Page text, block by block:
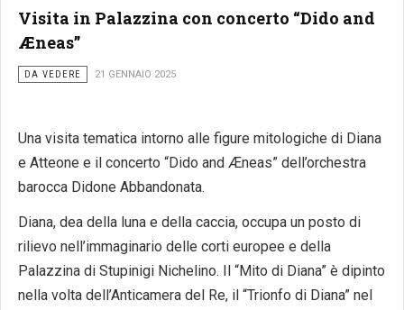
Visita in Palazzina con concerto “Dido and
Æneas”
DA VEDERE 21 GENNAIO 2025
Una visita tematica intorno alle figure mitologiche di Diana
e Atteone e il concerto “Dido and Æneas” dell’orchestra
barocca Didone Abbandonata.
Diana, dea della luna e della caccia, occupa un posto di
rilievo nell’immaginario delle corti europee e della
Palazzina di Stupinigi Nichelino. Il “Mito di Diana” è dipinto
nella volta dell’Anticamera del Re, il “Trionfo di Diana” nel